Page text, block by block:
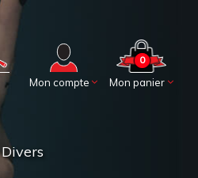
Mon panier
0
Mon compte
Divers